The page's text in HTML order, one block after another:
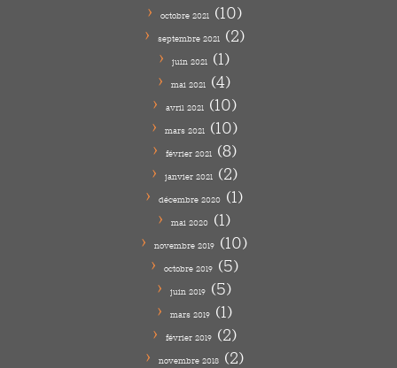
octobre 2021 (10)
septembre 2021 (2)
juin 2021 (1)
mai 2021 (4)
avril 2021 (10)
mars 2021 (10)
février 2021 (8)
janvier 2021 (2)
décembre 2020 (1)
mai 2020 (1)
novembre 2019 (10)
octobre 2019(5)
juin 2019 (5)
mars 2019(1)
février 2019(2)
novembre 2018(2)